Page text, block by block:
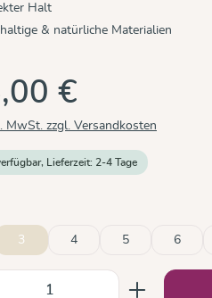
Halt
& natürliche Materialien
€
MwSt. zzgl. Versandkosten
Lieferzeit: 2-4 Tage
Option ist zurzeit nicht verfügbar.)
3 4 5 6
Anzahl: Gib den